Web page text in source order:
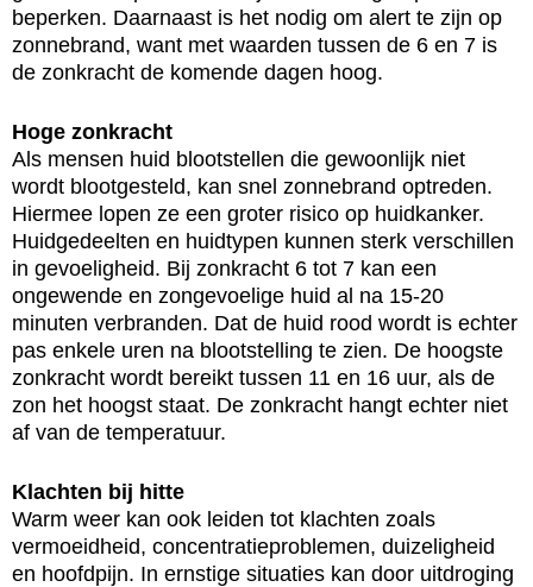
beperken. Daarnaast is het nodig om alert te zijn op
zonnebrand, want met waarden tussen de 6 en 7 is
de zonkracht de komende dagen hoog.
Hoge zonkracht
Als mensen huid blootstellen die gewoonlijk niet
wordt blootgesteld, kan snel zonnebrand optreden.
Hiermee lopen ze een groter risico op huidkanker.
Huidgedeelten en huidtypen kunnen sterk verschillen
in gevoeligheid. Bij zonkracht 6 tot 7 kan een
ongewende en zongevoelige huid al na 15-20
minuten verbranden. Dat de huid rood wordt is echter
pas enkele uren na blootstelling te zien. De hoogste
zonkracht wordt bereikt tussen 11 en 16 uur, als de
zon het hoogst staat. De zonkracht hangt echter niet
af van de temperatuur.
Klachten bij hitte
Warm weer kan ook leiden tot klachten zoals
vermoeidheid, concentratieproblemen, duizeligheid
en hoofdpijn. In ernstige situaties kan door uitdroging